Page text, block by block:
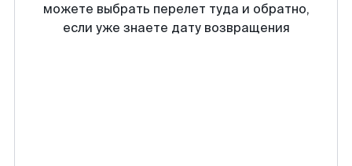
можете выбрать перелет туда и обратно,
если уже знаете дату возвращения